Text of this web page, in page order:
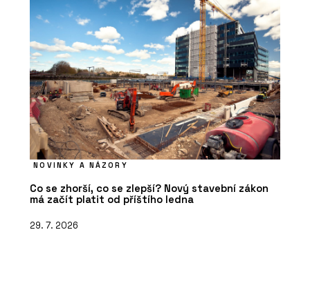
NOVINKY A NÁZORY
Co se zhorší, co se zlepší? Nový stavební zákon
má začít platit od příštího ledna
29. 7. 2026